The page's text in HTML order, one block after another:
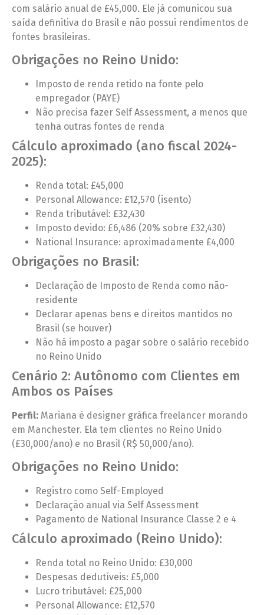
com salário anual de £45,000. Ele já comunicou sua
saída definitiva do Brasil e não possui rendimentos de
fontes brasileiras.
Obrigações no Reino Unido:
Imposto de renda retido na fonte pelo
empregador (PAYE)
Não precisa fazer Self Assessment, a menos que
tenha outras fontes de renda
Cálculo aproximado (ano fiscal 2024-
2025):
Renda total: £45,000
Personal Allowance: £12,570 (isento)
Renda tributável: £32,430
Imposto devido: £6,486 (20% sobre £32,430)
National Insurance: aproximadamente £4,000
Obrigações no Brasil:
Declaração de Imposto de Renda como não-
residente
Declarar apenas bens e direitos mantidos no
Brasil (se houver)
Não há imposto a pagar sobre o salário recebido
no Reino Unido
Cenário 2: Autônomo com Clientes em
Ambos os Países
Perfil: Mariana é designer gráfica freelancer morando
em Manchester. Ela tem clientes no Reino Unido
(£30,000/ano) e no Brasil (R$ 50,000/ano).
Obrigações no Reino Unido:
Registro como Self-Employed
Declaração anual via Self Assessment
Pagamento de National Insurance Classe 2 e 4
Cálculo aproximado (Reino Unido):
Renda total no Reino Unido: £30,000
Despesas dedutíveis: £5,000
Lucro tributável: £25,000
Personal Allowance: £12,570